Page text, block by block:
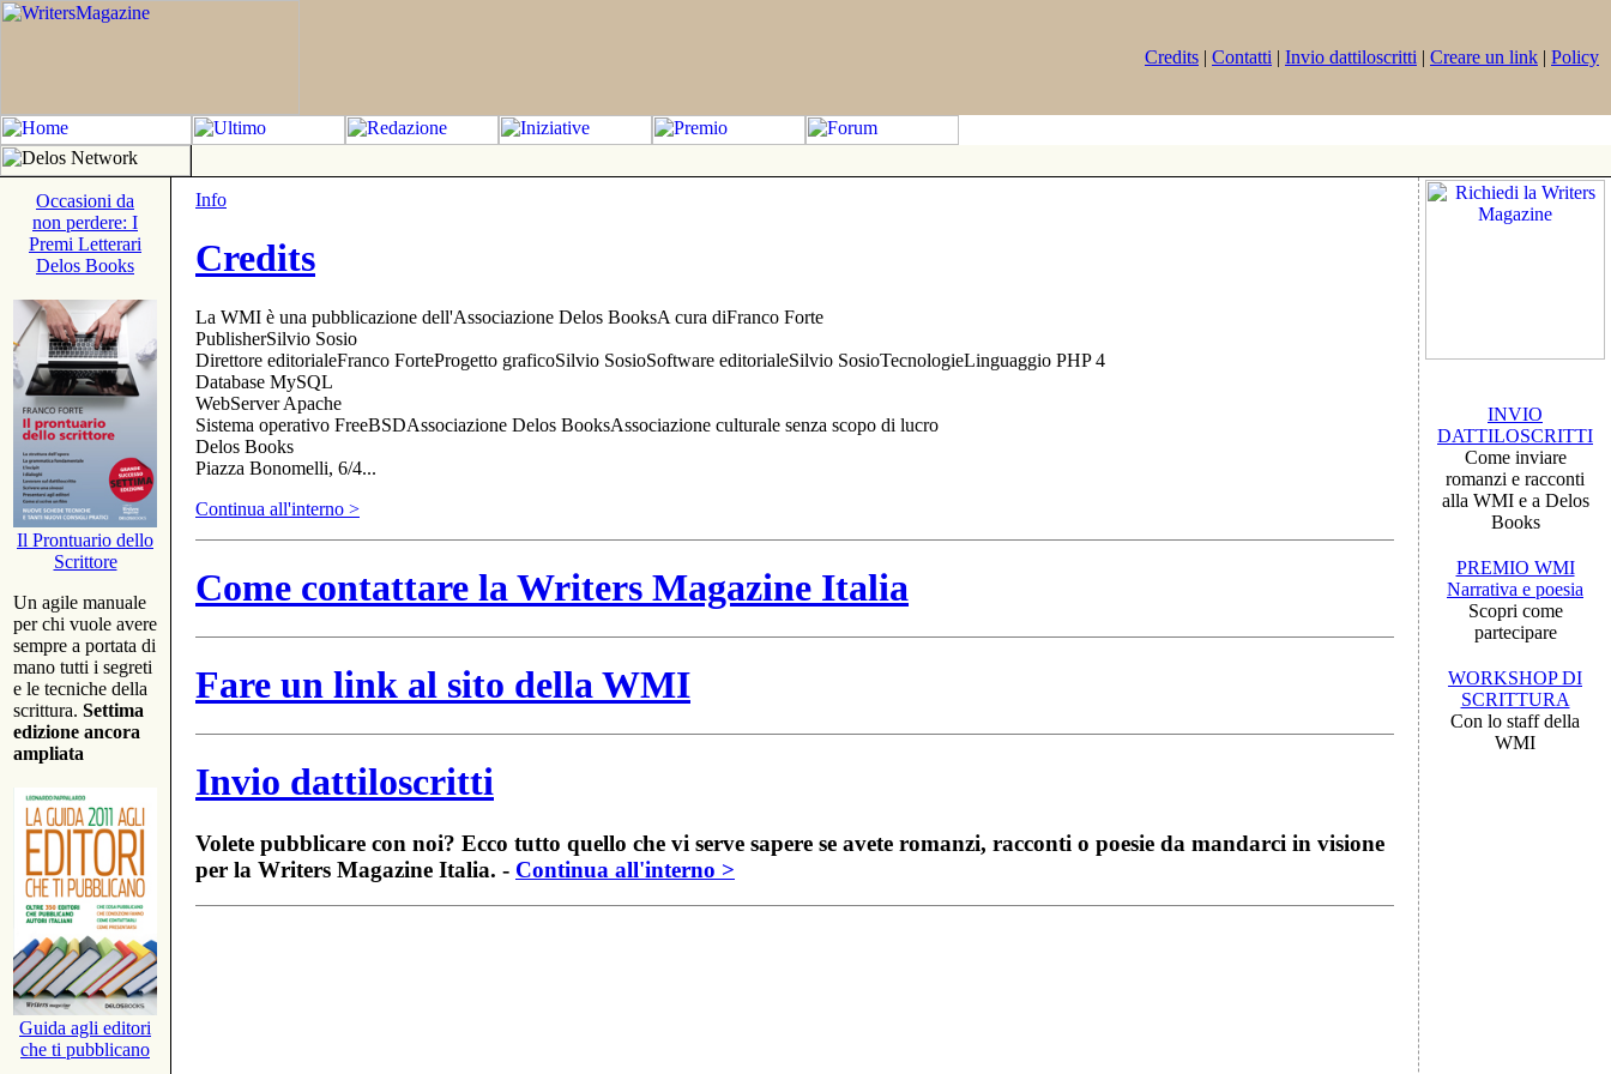
Credits | Contatti | Invio dattiloscritti | Creare un link | Policy
Occasioni da
non perdere: I
Premi Letterari
Delos Books
Il Prontuario dello
Scrittore
Un agile manuale
per chi vuole avere
sempre a portata di
mano tutti i segreti
e le tecniche della
scrittura. Settima
edizione ancora
ampliata
Guida agli editori
che ti pubblicano
Info
Credits
La WMI è una pubblicazione dell'Associazione Delos BooksA cura diFranco Forte
PublisherSilvio Sosio
Direttore editorialeFranco ForteProgetto graficoSilvio SosioSoftware editorialeSilvio SosioTecnologieLinguaggio PHP 4
Database MySQL
WebServer Apache
Sistema operativo FreeBSDAssociazione Delos BooksAssociazione culturale senza scopo di lucro
Delos Books
Piazza Bonomelli, 6/4...
Continua all'interno >
Come contattare la Writers Magazine Italia
Fare un link al sito della WMI
Invio dattiloscritti
Volete pubblicare con noi? Ecco tutto quello che vi serve sapere se avete romanzi, racconti o poesie da mandarci in visione
per la Writers Magazine Italia. - Continua all'interno >
INVIO
DATTILOSCRITTI
Come inviare
romanzi e racconti
alla WMI e a Delos
Books
PREMIO WMI
Narrativa e poesia
Scopri come
partecipare
WORKSHOP DI
SCRITTURA
Con lo staff della
WMI